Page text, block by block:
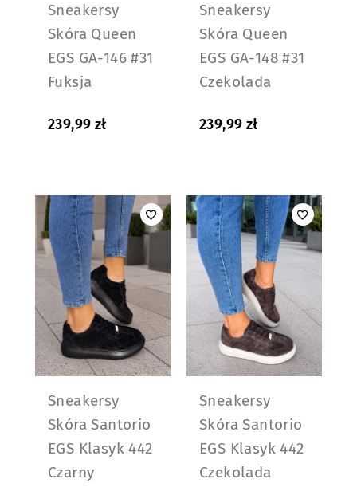
Sneakersy
Skóra Queen
EGS GA-146 #31
Fuksja
239,99 zł
Sneakersy
Skóra Queen
EGS GA-148 #31
Czekolada
239,99 zł
Sneakersy
Skóra Santorio
EGS Klasyk 442
Czarny
Sneakersy
Skóra Santorio
EGS Klasyk 442
Czekolada